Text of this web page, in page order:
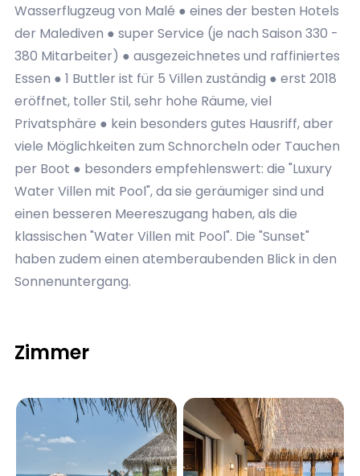
Wasserflugzeug von Malé ● eines der besten Hotels
der Malediven ● super Service (je nach Saison 330 -
380 Mitarbeiter) ● ausgezeichnetes und raffiniertes
Essen ● 1 Buttler ist für 5 Villen zuständig ● erst 2018
eröffnet, toller Stil, sehr hohe Räume, viel
Privatsphäre ● kein besonders gutes Hausriff, aber
viele Möglichkeiten zum Schnorcheln oder Tauchen
per Boot ● besonders empfehlenswert: die "Luxury
Water Villen mit Pool", da sie geräumiger sind und
einen besseren Meereszugang haben, als die
klassischen "Water Villen mit Pool". Die "Sunset"
haben zudem einen atemberaubenden Blick in den
Sonnenuntergang.
Zimmer